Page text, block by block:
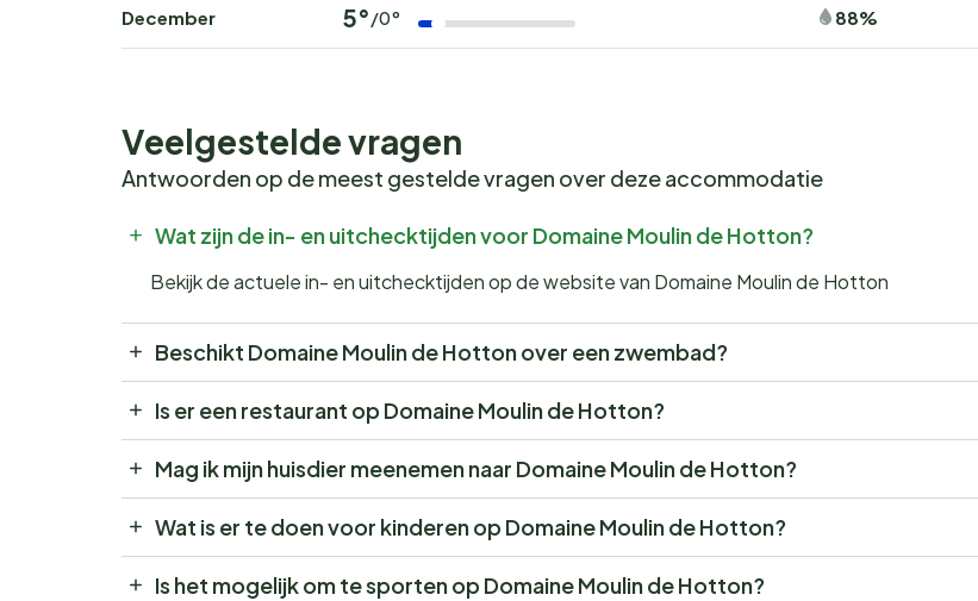
December 5°/0° 88%
Veelgestelde vragen
Antwoorden op de meest gestelde vragen over deze accommodatie
Wat zijn de in- en uitchecktijden voor Domaine Moulin de Hotton?
Bekijk de actuele in- en uitchecktijden op de website van Domaine Moulin de Hotton
Beschikt Domaine Moulin de Hotton over een zwembad?
Is er een restaurant op Domaine Moulin de Hotton?
Mag ik mijn huisdier meenemen naar Domaine Moulin de Hotton?
Wat is er te doen voor kinderen op Domaine Moulin de Hotton?
Is het mogelijk om te sporten op Domaine Moulin de Hotton?